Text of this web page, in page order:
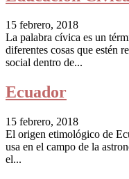
15 febrero, 2018
La palabra cívica es un
diferentes cosas que estén
social dentro de...
Ecuador
15 febrero, 2018
El origen etimológico de
usa en el campo de la
el...